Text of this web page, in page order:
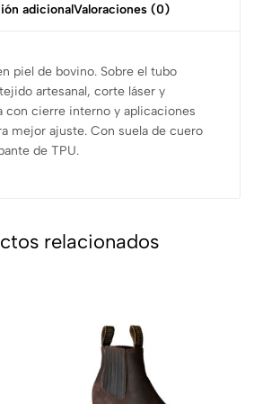
adicionalValoraciones (0)
piel de bovino. Sobre el tubo
artesanal, corte láser y
con cierre interno y aplicaciones
mejor ajuste. Con suela de cuero
de TPU.
relacionados